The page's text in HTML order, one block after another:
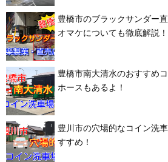
豊橋市のブラックサンダー
オマケについても徹底解説！
豊橋市南大清水のおすすめ
ホースもあるよ！
豊川市の穴場的なコイン洗
すすめ！